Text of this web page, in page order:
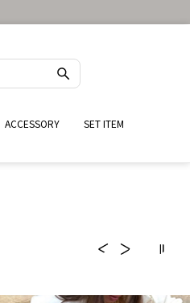
ACCESSORY
SET ITEM